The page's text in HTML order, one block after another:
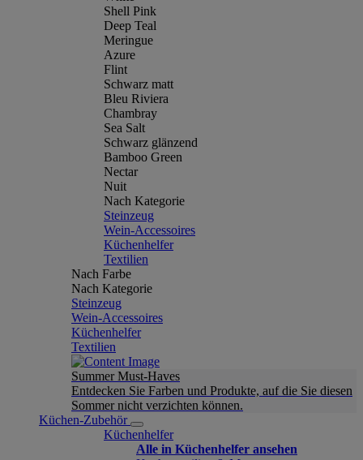
Shell Pink
Deep Teal
Meringue
Azure
Flint
Schwarz matt
Bleu Riviera
Chambray
Sea Salt
Schwarz glänzend
Bamboo Green
Nectar
Nuit
Nach Kategorie
Steinzeug
Wein-Accessoires
Küchenhelfer
Textilien
Nach Farbe
Nach Kategorie
Steinzeug
Wein-Accessoires
Küchenhelfer
Textilien
Summer Must-Haves
Entdecken Sie Farben und Produkte, auf die Sie diesen
Sommer nicht verzichten können.
Küchen-Zubehör
Küchenhelfer
Alle in Küchenhelfer ansehen